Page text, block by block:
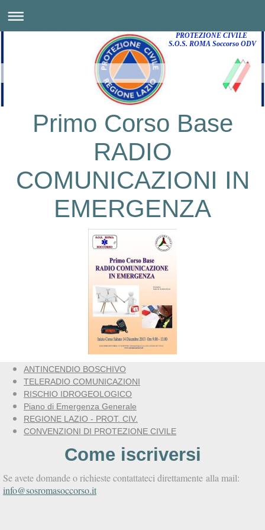
PROTEZIONE CIVILE
S.O.S. ROMA Soccorso ODV
Primo Corso Base
RADIO
COMUNICAZIONI IN
EMERGENZA
ANTINCENDIO BOSCHIVO
TELERADIO COMUNICAZIONI
RISCHIO IDROGEOLOGICO
Piano di Emergenza Generale
REGIONE LAZIO - PROT. CIV.
CONVENZIONI DI PROTEZIONE CIVILE
Come iscriversi
Se avete domande o richieste contattateci direttamente alla mail:
info@sosromasoccorso.it